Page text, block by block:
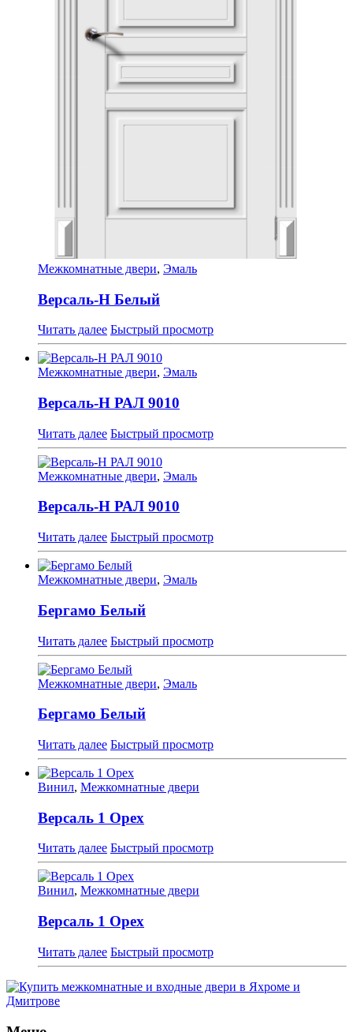
Межкомнатные двери, Эмаль
Версаль-Н Белый
Читать далее Быстрый просмотр
Межкомнатные двери, Эмаль
Версаль-Н РАЛ 9010
Читать далее Быстрый просмотр
Межкомнатные двери, Эмаль
Версаль-Н РАЛ 9010
Читать далее Быстрый просмотр
Межкомнатные двери, Эмаль
Бергамо Белый
Читать далее Быстрый просмотр
Межкомнатные двери, Эмаль
Бергамо Белый
Читать далее Быстрый просмотр
Винил, Межкомнатные двери
Версаль 1 Орех
Читать далее Быстрый просмотр
Винил, Межкомнатные двери
Версаль 1 Орех
Читать далее Быстрый просмотр